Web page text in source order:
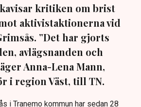
kritiken om brist
aktivistaktionerna vid
”Det har gjorts
avlägsnanden och
Anna-Lena Mann,
i region Väst, till TN.
i Tranemo kommun har sedan 28